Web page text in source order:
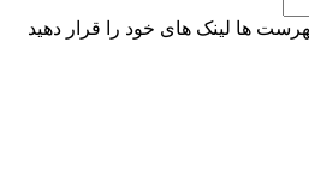
ها لینک های خود را قرار دهید